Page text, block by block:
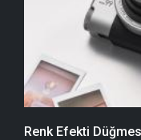
Renk Efekti